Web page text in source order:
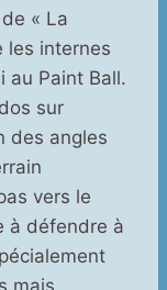
« La
les internes
au Paint Ball.
sur
des angles
vers le
à défendre à
mais